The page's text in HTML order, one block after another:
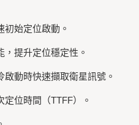
始定位啟動。
提升定位穩定性。
動時快速擷取衛星訊號。
位時間（TTFF）。